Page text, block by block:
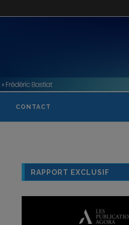
CONTACT
RAPPORT EXCLUSIF